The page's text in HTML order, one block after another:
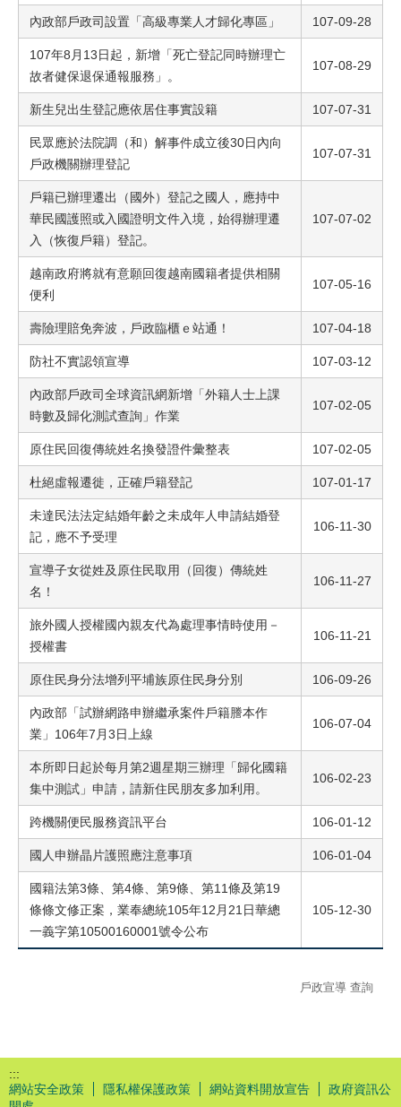
內政部戶政司設置「高級專業人才歸化專區」 107-09-28
107年8月13日起，新增「死亡登記同時辦理亡
故者健保退保通報服務」。
107-08-29
新生兒出生登記應依居住事實設籍 107-07-31
民眾應於法院調（和）解事件成立後30日內向
戶政機關辦理登記
107-07-31
戶籍已辦理遷出（國外）登記之國人，應持中
華民國護照或入國證明文件入境，始得辦理遷
入（恢復戶籍）登記。
107-07-02
越南政府將就有意願回復越南國籍者提供相關
便利
107-05-16
壽險理賠免奔波，戶政臨櫃ｅ站通！ 107-04-18
防社不實認領宣導 107-03-12
內政部戶政司全球資訊網新增「外籍人士上課
時數及歸化測試查詢」作業
107-02-05
原住民回復傳統姓名換發證件彙整表 107-02-05
杜絕虛報遷徙，正確戶籍登記 107-01-17
未達民法法定結婚年齡之未成年人申請結婚登
記，應不予受理
106-11-30
宣導子女從姓及原住民取用（回復）傳統姓
名！
106-11-27
旅外國人授權國內親友代為處理事情時使用－
授權書
106-11-21
原住民身分法增列平埔族原住民身分別 106-09-26
內政部「試辦網路申辦繼承案件戶籍謄本作
業」106年7月3日上線
106-07-04
本所即日起於每月第2週星期三辦理「歸化國籍
集中測試」申請，請新住民朋友多加利用。
106-02-23
跨機關便民服務資訊平台 106-01-12
國人申辦晶片護照應注意事項 106-01-04
國籍法第3條、第4條、第9條、第11條及第19
條條文修正案，業奉總統105年12月21日華總
一義字第10500160001號令公布
105-12-30
戶政宣導 查詢
:::
網站安全政策
隱私權保護政策 網站資料開放宣告
政府資訊公